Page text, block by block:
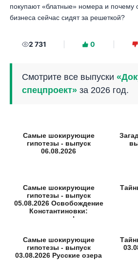
покупают «блатные» номера и почему
бизнеса сейчас сидят за решеткой?
2 731 0
Смотрите все выпуски
спецпроект» за 2026 год.
Самые шокирующие
гипотезы - выпуск
06.08.2026
Самые шокирующие
гипотезы - выпуск
05.08.2026 Освобождение
Константиновки:
неизвестные факты
Самые шокирующие
гипотезы - выпуск
03.08.2026 Русские озера